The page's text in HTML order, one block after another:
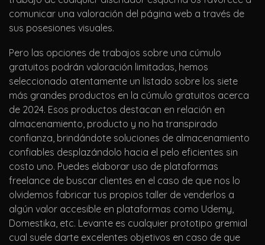
comunicar una valoración del página web a través de
sus posesiones visuales.
Pero las opciones de trabajos sobre una cúmulo
gratuitos podrán valoración limitadas, hemos
seleccionado atentamente un listado sobre los siete
más grandes productos en la cúmulo gratuitos acerca
de 2024. Esos productos destacan en relación en
almacenamiento, producto y no ha transpirado
confianza, brindándote soluciones de almacenamiento
confiables desplazándolo hacia el pelo eficientes sin
costo uno. Puedes elaborar uso de plataformas
freelance de buscar clientes en el caso de que nos lo
olvidemos fabricar tus propios taller de venderlos a
algún valor accesible en plataformas como Udemy,
Domestika, etc. Levante es cualquier prototipo gremial
cual suele darte excelentes objetivos en caso de que